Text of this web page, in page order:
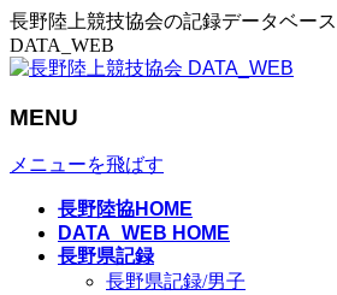
長野陸上競技協会の記録データベー
DATA_WEB
MENU
メニューを飛ばす
長野陸協HOME
DATA_WEB HOME
長野県記録
長野県記録/男子